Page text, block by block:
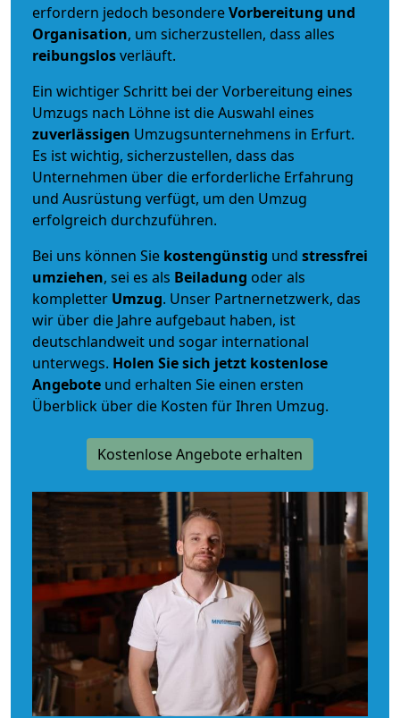
erfordern jedoch besondereVorbereitung und
Organisation, um sicherzustellen, dass alles
reibungslosverläuft.
Ein wichtiger Schritt bei der Vorbereitung eines
Umzugs nach Löhne ist die Auswahl eines
zuverlässigen Umzugsunternehmens in Erfurt.
Es ist wichtig, sicherzustellen, dass das
Unternehmen über die erforderliche Erfahrung
und Ausrüstung verfügt, um den Umzug
erfolgreich durchzuführen.
Bei uns können Sie kostengünstig und stressfrei
umziehen, sei es als Beiladung oder als
kompletter Umzug. Unser Partnernetzwerk, das
wir über die Jahre aufgebaut haben, ist
deutschlandweit und sogar international
unterwegs. Holen Sie sich jetzt kostenlose
Angebote und erhalten Sie einen ersten
Überblick über die Kosten für Ihren Umzug.
Kostenlose Angebote erhalten